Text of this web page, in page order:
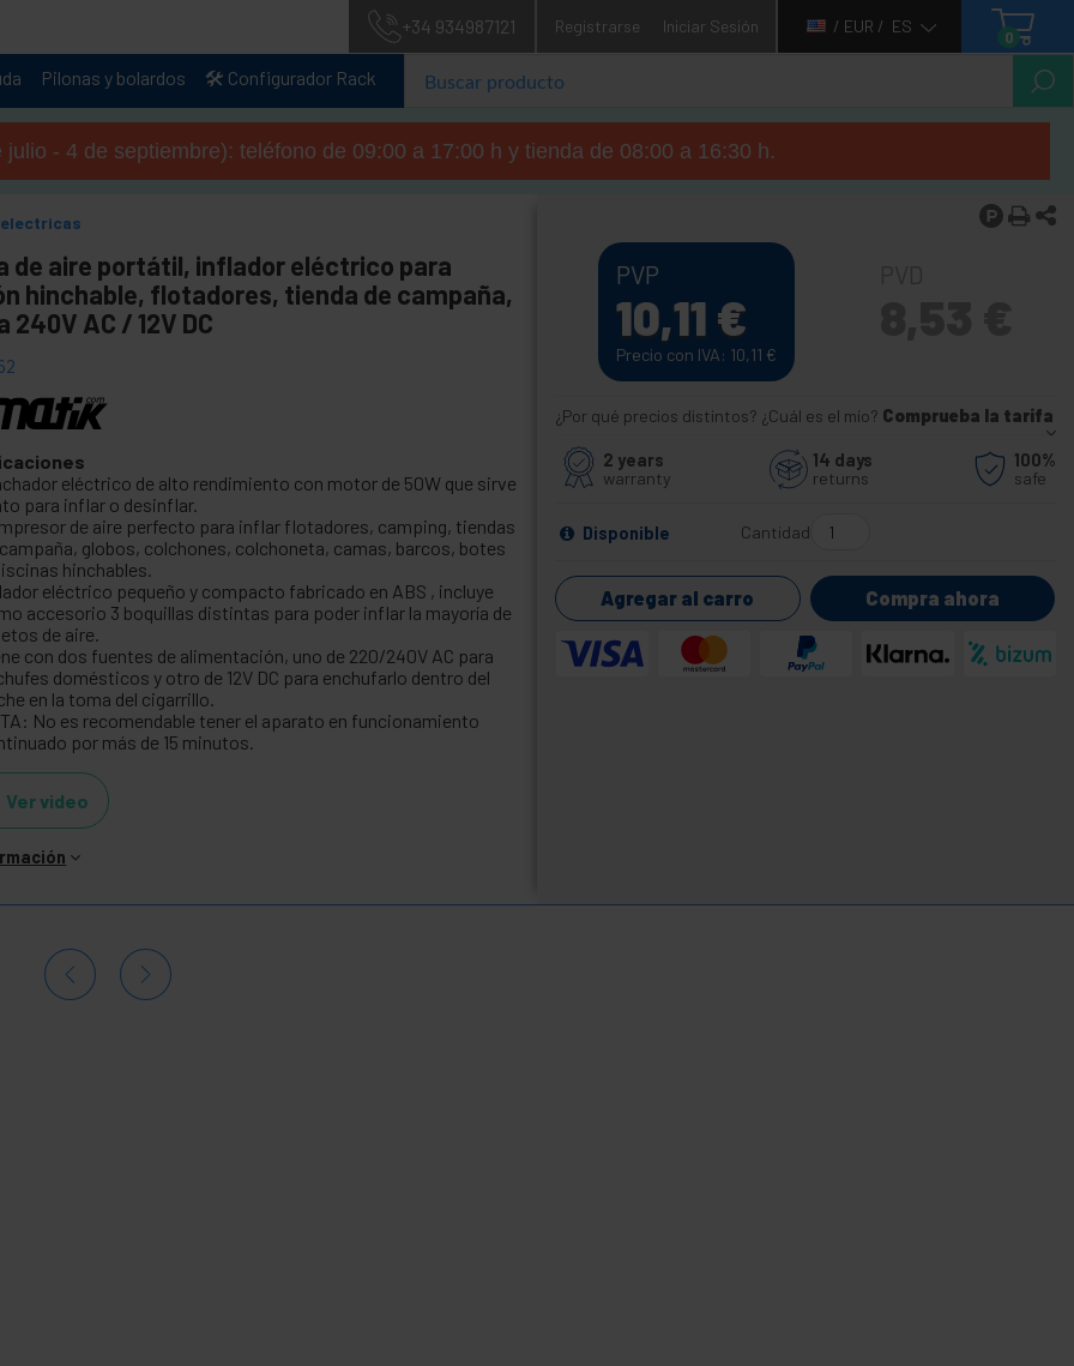
+34 934987121 Registrarse Iniciar Sesión / EUR / ES
0
Pilonas y bolardos 🛠️ Configurador Rack
- 4 de septiembre): teléfono de 09:00 a 17:00 h y tienda de 08:00 a 16:30 h.
de aire portátil, inflador eléctrico para
hinchable, flotadores, tienda de campaña,
240V AC / 12V DC
eléctrico de alto rendimiento con motor de 50W que sirve
para inflar o desinflar.
de aire perfecto para inflar flotadores, camping, tiendas
globos, colchones, colchoneta, camas, barcos, botes
hinchables.
eléctrico pequeño y compacto fabricado en ABS , incluye
accesorio 3 boquillas distintas para poder inflar la mayoría de
de aire.
con dos fuentes de alimentación, uno de 220/240V AC para
domésticos y otro de 12V DC para enchufarlo dentro del
en la toma del cigarrillo.
No es recomendable tener el aparato en funcionamiento
por más de 15 minutos.
Ver video
PVP
10,11 €
Precio con IVA: 10,11 €
¿Por qué precios distintos? ¿Cuál es el mío? Comprueba la tarifa
2 years
warranty
14 days
returns
100%
safe
Disponible Cantidad
Agregar al carro Compra ahora